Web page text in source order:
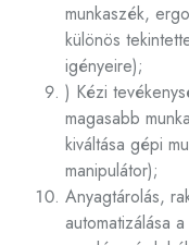
munkaszék,
különös
igényeire);
) Kézi
magasabb
kiváltása gépi
manipulátor);
Anyagtárolás,
automatizálása